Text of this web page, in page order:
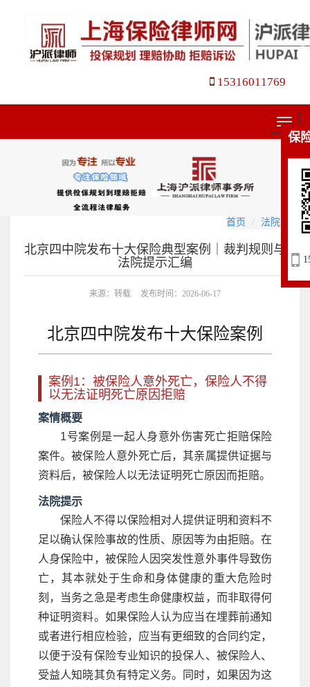
15316011769
菜
单
首页 法院观点
北京四中院发布十大保险典型案例｜裁判规则与
法院提示汇编
来源：转载 发布时间：2026-06-17
北京四中院发布十大保险案例
案例1：被保险人意外死亡，保险人不得
以无法证明死亡原因拒赔
案情概要
1号案例是一起人身意外伤害死亡拒赔保险
案件。被保险人意外死亡后，其亲属提供证据与
资料后，被保险人以无法证明死亡原因而拒赔。
法院提示
保险人不得以保险相对人提供证明和资料不
足以确认保险事故的性质、原因等为由拒赔。在
人身保险中，被保险人因突发性意外事件导致伤
亡，其本就处于生命和身体健康的重大危险时
刻，当务之急是考虑生命健康权益，而非取得何
种证明资料。如果保险人认为应当在埋葬前通知
或者进行相应检验，应当有更细致的合同约定，
以便于没有保险专业知识的投保人、被保险人、
受益人知晓其负有特定义务。同时，如果因为这
保